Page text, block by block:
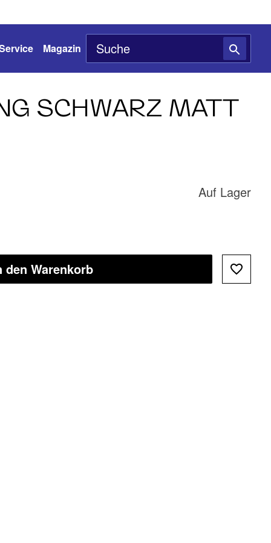
Magazin
SCHWARZ MATT
Auf Lager
den Warenkorb